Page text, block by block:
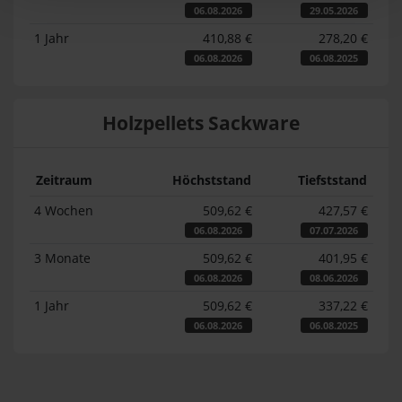
06.08.2026 29.05.2026
1 Jahr 410,88 €
06.08.2026
278,20 €
06.08.2025
Holzpellets Sackware
Zeitraum Höchststand
Tiefststand
4 Wochen
509,62 €
06.08.2026
427,57 €
07.07.2026
3 Monate 509,62 €
06.08.2026
401,95 €
08.06.2026
1 Jahr 509,62 €
06.08.2026
337,22 €
06.08.2025